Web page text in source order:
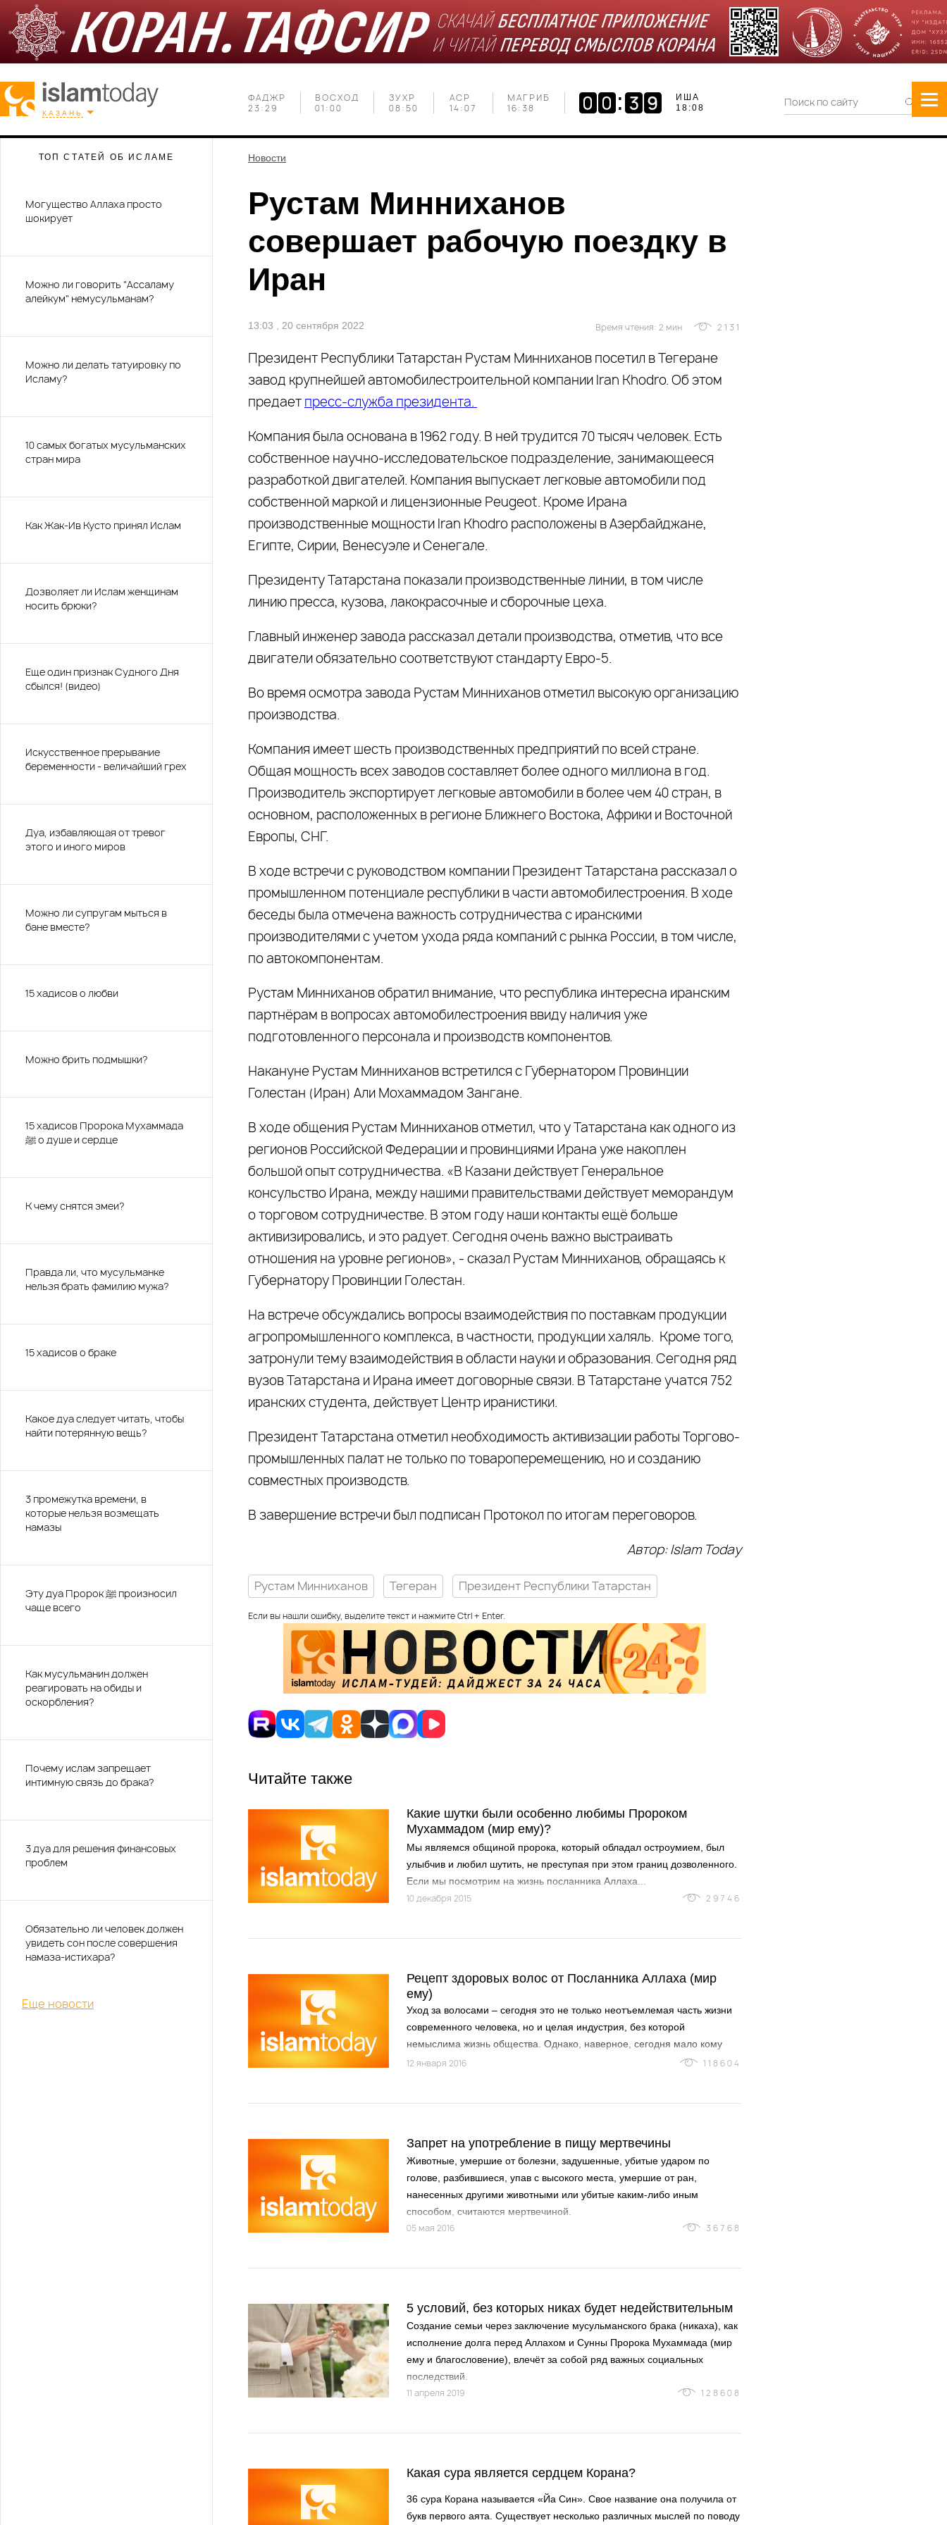
КАЗАНЬ
ФАДЖР
23:29
ВОСХОД
01:00
ЗУХР
08:50
АСР
14:07
МАГРИБ
16:38
ИША
18:08
ТОП СТАТЕЙ ОБ ИСЛАМЕ
Могущество Аллаха просто
шокирует
Можно ли говорить "Ассаламу
алейкум" немусульманам?
Можно ли делать татуировку по
Исламу?
10 самых богатых мусульманских
стран мира
Как Жак-Ив Кусто принял Ислам
Дозволяет ли Ислам женщинам
носить брюки?
Еще один признак Судного Дня
сбылся! (видео)
Искусственное прерывание
беременности - величайший грех
Дуа, избавляющая от тревог
этого и иного миров
Можно ли супругам мыться в
бане вместе?
15 хадисов о любви
Можно брить подмышки?
15 хадисов Пророка Мухаммада
ﷺ о душе и сердце
К чему снятся змеи?
Правда ли, что мусульманке
нельзя брать фамилию мужа?
15 хадисов о браке
Какое дуа следует читать, чтобы
найти потерянную вещь?
3 промежутка времени, в
которые нельзя возмещать
намазы
Эту дуа Пророк ﷺ произносил
чаще всего
Как мусульманин должен
реагировать на обиды и
оскорбления?
Почему ислам запрещает
интимную связь до брака?
3 дуа для решения финансовых
проблем
Обязательно ли человек должен
увидеть сон после совершения
намаза-истихара?
Еще новости
Новости
Рустам Минниханов
совершает рабочую поездку в
Иран
13:03 , 20 сентября 2022 Время чтения: 2 мин 2131
Президент Республики Татарстан Рустам Минниханов посетил в Тегеране
завод крупнейшей автомобилестроительной компании Iran Khodro. Об этом
предает пресс-служба президента.
Компания была основана в 1962 году. В ней трудится 70 тысяч человек. Есть
собственное научно-исследовательское подразделение, занимающееся
разработкой двигателей. Компания выпускает легковые автомобили под
собственной маркой и лицензионные Peugeot. Кроме Ирана
производственные мощности Iran Khodro расположены в Азербайджане,
Египте, Сирии, Венесуэле и Сенегале.
Президенту Татарстана показали производственные линии, в том числе
линию пресса, кузова, лакокрасочные и сборочные цеха.
Главный инженер завода рассказал детали производства, отметив, что все
двигатели обязательно соответствуют стандарту Евро-5.
Во время осмотра завода Рустам Минниханов отметил высокую организацию
производства.
Компания имеет шесть производственных предприятий по всей стране.
Общая мощность всех заводов составляет более одного миллиона в год.
Производитель экспортирует легковые автомобили в более чем 40 стран, в
основном, расположенных в регионе Ближнего Востока, Африки и Восточной
Европы, СНГ.
В ходе встречи с руководством компании Президент Татарстана рассказал о
промышленном потенциале республики в части автомобилестроения. В ходе
беседы была отмечена важность сотрудничества с иранскими
производителями с учетом ухода ряда компаний с рынка России, в том числе,
по автокомпонентам.
Рустам Минниханов обратил внимание, что республика интересна иранским
партнёрам в вопросах автомобилестроения ввиду наличия уже
подготовленного персонала и производств компонентов.
Накануне Рустам Минниханов встретился с Губернатором Провинции
Голестан (Иран) Али Мохаммадом Зангане.
В ходе общения Рустам Минниханов отметил, что у Татарстана как одного из
регионов Российской Федерации и провинциями Ирана уже накоплен
большой опыт сотрудничества. «В Казани действует Генеральное
консульство Ирана, между нашими правительствами действует меморандум
о торговом сотрудничестве. В этом году наши контакты ещё больше
активизировались, и это радует. Сегодня очень важно выстраивать
отношения на уровне регионов», - сказал Рустам Минниханов, обращаясь к
Губернатору Провинции Голестан.
На встрече обсуждались вопросы взаимодействия по поставкам продукции
агропромышленного комплекса, в частности, продукции халяль. Кроме того,
затронули тему взаимодействия в области науки и образования. Сегодня ряд
вузов Татарстана и Ирана имеет договорные связи. В Татарстане учатся 752
иранских студента, действует Центр иранистики.
Президент Татарстана отметил необходимость активизации работы Торгово-
промышленных палат не только по товароперемещению, но и созданию
совместных производств.
В завершение встречи был подписан Протокол по итогам переговоров.
Автор: Islam Today
Рустам Минниханов Тегеран Президент Республики Татарстан
Если вы нашли ошибку, выделите текст и нажмите Ctrl + Enter.
Читайте также
Какие шутки были особенно любимы Пророком
Мухаммадом (мир ему)?
Мы являемся общиной пророка, который обладал остроумием, был
улыбчив и любил шутить, не преступая при этом границ дозволенного.
Если мы посмотрим на жизнь посланника Аллаха...
10 декабря 2015 29746
Рецепт здоровых волос от Посланника Аллаха (мир
ему)
Уход за волосами – сегодня это не только неотъемлемая часть жизни
современного человека, но и целая индустрия, без которой
немыслима жизнь общества. Однако, наверное, сегодня мало кому
известно, что на протяжении пятнадцати столетий мусульмане, следуя
12 января 2016 118604
Запрет на употребление в пищу мертвечины
Животные, умершие от болезни, задушенные, убитые ударом по
голове, разбившиеся, упав с высокого места, умершие от ран,
нанесенных другими животными или убитые каким-либо иным
способом, считаются мертвечиной.
05 мая 2016 36768
5 условий, без которых никах будет недействительным
Создание семьи через заключение мусульманского брака (никаха), как
исполнение долга перед Аллахом и Сунны Пророка Мухаммада (мир
ему и благословение), влечёт за собой ряд важных социальных
последствий.
11 апреля 2019 128608
Какая сура является сердцем Корана?
36 сура Корана называется «Йа Син». Свое название она получила от
букв первого аята. Существует несколько различных мыслей по поводу